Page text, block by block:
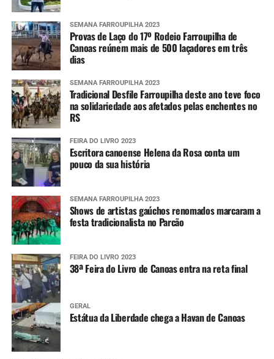
SEMANA FARROUPILHA 2023
Provas de Laço do 17º Rodeio Farroupilha de
Canoas reúnem mais de 500 laçadores em três
dias
SEMANA FARROUPILHA 2023
Tradicional Desfile Farroupilha deste ano teve foco
na solidariedade aos afetados pelas enchentes no
RS
FEIRA DO LIVRO 2023
Escritora canoense Helena da Rosa conta um
pouco da sua história
SEMANA FARROUPILHA 2023
Shows de artistas gaúchos renomados marcaram a
festa tradicionalista no Parcão
FEIRA DO LIVRO 2023
38ª Feira do Livro de Canoas entra na reta final
GERAL
Estátua da Liberdade chega a Havan de Canoas